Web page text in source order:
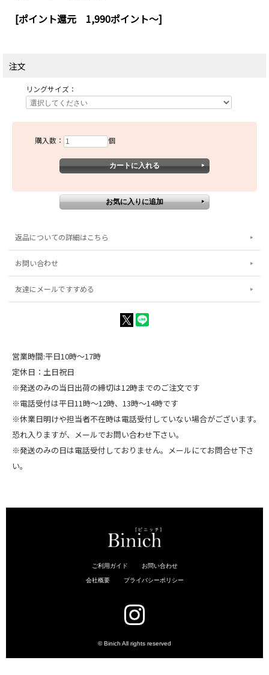
[ポイント還元 1,990ポイント～]
注文
リングサイズ：
購入数： 個
返品についての詳細はこちら
お問い合わせ
友達にメールですすめる
営業時間:平日10時～17時
定休日：土日祝日
※発送のみの当日出荷の締切は12時までのご注文です
※電話受付は平日11時～12時、13時～14時です
※休業日明けや担当者不在時は電話受付していない場合がございます。
恐れ入りますが、メールでお問い合わせ下さい。
※発送のみの日は電話受付しておりません。メールにてお問合せ下さ
い。